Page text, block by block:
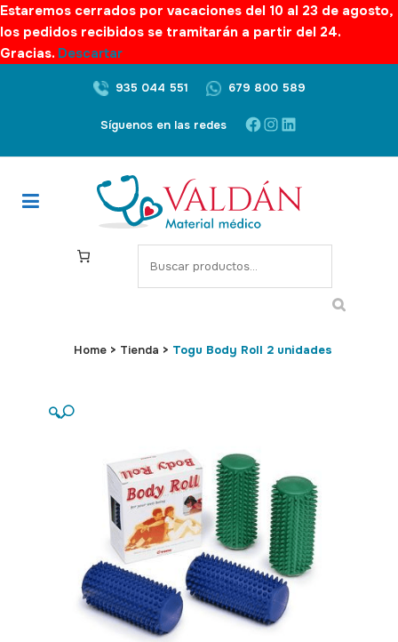
Estaremos cerrados por vacaciones del 10 al 23 de agosto,
los pedidos recibidos se tramitarán a partir del 24.
Gracias. Descartar
935 044 551 679 800 589
Síguenos en las redes Facebook
Instagram
LinkedIn
S
e
Home > Tienda > Togu Body Roll 2 unidades
🔍